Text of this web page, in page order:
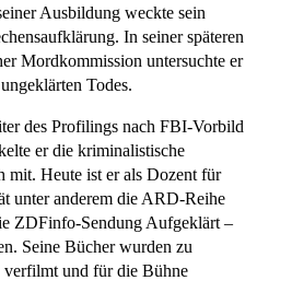
Ausbildung weckte sein
In seiner späteren
Mordkommission untersuchte er
Todes.
des Profilings nach FBI-Vorbild
er die kriminalistische
mit. Heute ist er als Dozent für
unter anderem die ARD-Reihe
ZDFinfo-Sendung Aufgeklärt –
Seine Bücher wurden zu
und für die Bühne